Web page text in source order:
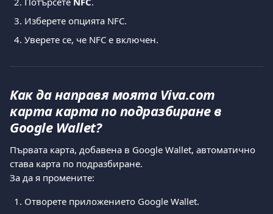
Изберете опцията NFC.
Уверете се, че NFC е включен.
Как да направя моята Viva.com
карта карта по подразбиране в
Google Wallet?
Първата карта, добавена в Google Wallet, автоматично
става карта по подразбиране.
За да я промените:
Отворете приложението Google Wallet.